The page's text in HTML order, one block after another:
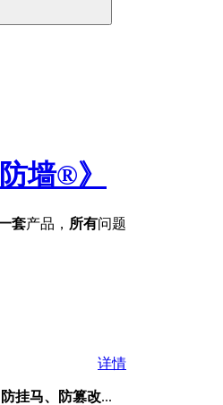
墙®》
套产品， 所有问题
详情
挂马、防篡改...